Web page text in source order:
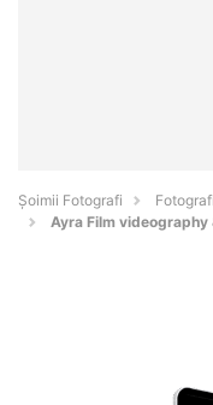
Șoimii Fotografi
Ayra Film